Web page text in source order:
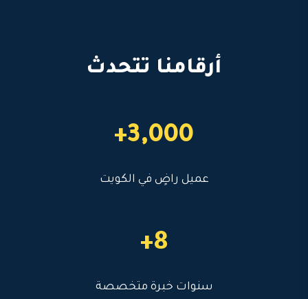
أرقامنا تتحدث
3,000+
عميل راضٍ في الكويت
8+
سنوات خبرة متخصصة